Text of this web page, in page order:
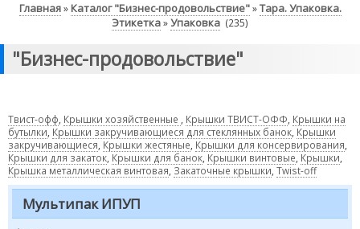
Главная» Каталог "Бизнес-продовольствие"»Тара. Упаковка.
Этикетка»Упаковка (235)
"Бизнес-продовольствие"
Твист-офф Крышки хозяйственные Крышки ТВИСТ-ОФФ Крышки на
бутылки Крышки закручивающиеся для стеклянных банок Крышки
закручивающиеся Крышки жестяные Крышки для консервирования
Крышки для закаток Крышки для банок Крышки винтовые Крышки
Крышка металлическая винтовая Закаточные крышки Twist-off
Мультипак ИПУП